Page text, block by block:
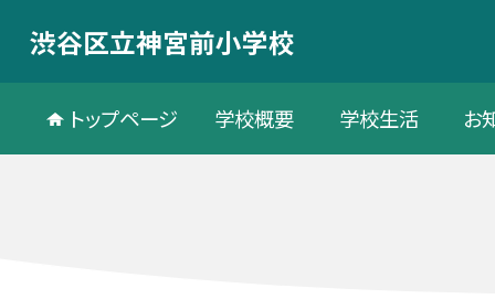
渋谷区立神宮前小学校
トップページ 学校概要 学校生活 お